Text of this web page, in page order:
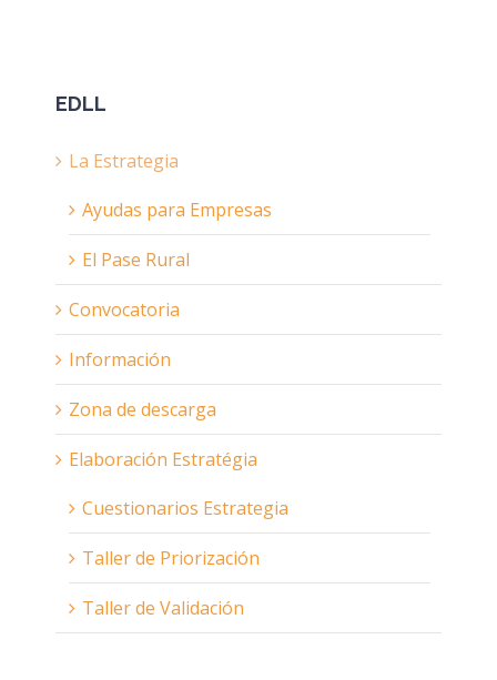
EDLL
La Estrategia
Ayudas para Empresas
El Pase Rural
Convocatoria
Información
Zona de descarga
Elaboración Estratégia
Cuestionarios Estrategia
Taller de Priorización
Taller de Validación